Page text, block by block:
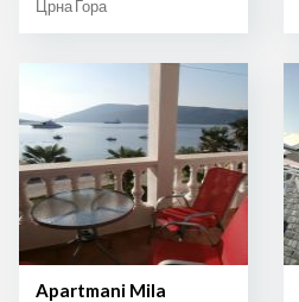
Црна Гора
Apartmani Mila